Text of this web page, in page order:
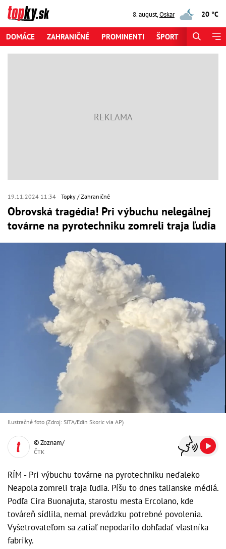
8. august,Oskar 20 °C
DOMÁCE ZAHRANIČNÉ PROMINENTI ŠPORT
19.11.2024 11:34 Topky Zahraničné
Obrovská tragédia! Pri výbuchu nelegálnej
továrne na pyrotechniku zomreli traja ľudia
Ilustračné foto (Zdroj: SITA/Edin Skoric via AP)
© Zoznam/
ČTK
RÍM - Pri výbuchu továrne na pyrotechniku neďaleko
Neapola zomreli traja ľudia. Píšu to dnes talianske médiá.
Podľa Cira Buonajuta, starostu mesta Ercolano, kde
továreň sídlila, nemal prevádzku potrebné povolenia.
Vyšetrovateľom sa zatiaľ nepodarilo dohľadať vlastníka
fabriky.